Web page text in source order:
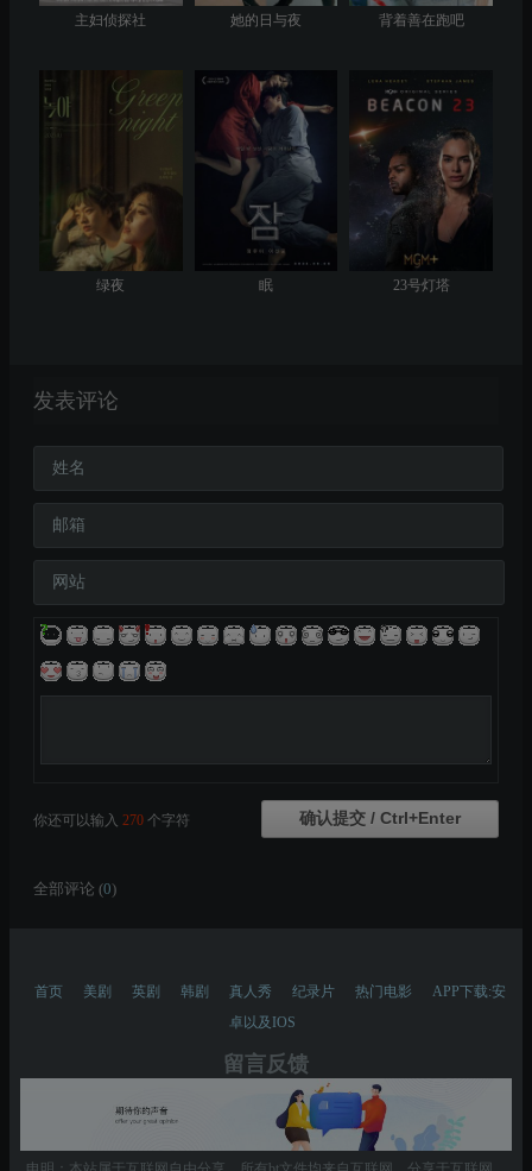
主妇侦探社 她的日与夜 背着善在跑吧
绿夜 眠 23号灯塔
发表评论
姓名
邮箱
网站
你还可以输入 270 个字符
全部评论 (0)
首页 美剧 英剧 韩剧 真人秀 纪录片 热门电影
APP下载:安
卓以及IOS
留言反馈